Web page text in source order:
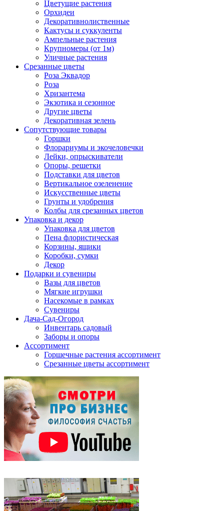
Цветущие растения
Орхидеи
Декоративнолиственные
Кактусы и суккуленты
Ампельные растения
Крупномеры (от 1м)
Уличные растения
Срезанные цветы
Роза Эквадор
Роза
Хризантема
Экзотика и сезонное
Другие цветы
Декоративная зелень
Сопутствующие товары
Горшки
Флорариумы и экочеловечки
Лейки, опрыскиватели
Опоры, решетки
Подставки для цветов
Вертикальное озеленение
Искусственные цветы
Грунты и удобрения
Колбы для срезанных цветов
Упаковка и декор
Упаковка для цветов
Пена флористическая
Корзины, ящики
Коробки, сумки
Декор
Подарки и сувениры
Вазы для цветов
Мягкие игрушки
Насекомые в рамках
Сувениры
Дача-Сад-Огород
Инвентарь садовый
Заборы и опоры
Ассортимент
Горшечные растения ассортимент
Срезанные цветы ассортимент